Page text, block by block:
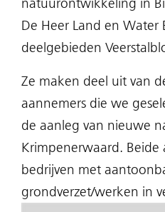
De Heer Land en Water
deelgebieden
Ze maken deel uit van
aannemers die we
de aanleg van nieuwe
Krimpenerwaard. Beide
bedrijven met
grondverzet/werken in